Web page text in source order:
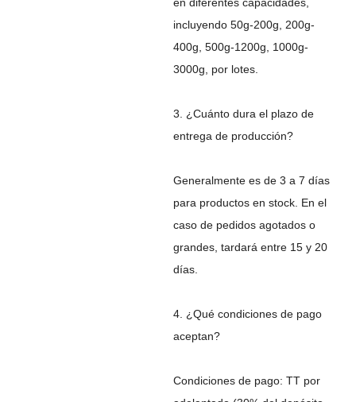
incluyendo 50g-200g, 200g-
400g, 500g-1200g, 1000g-
3000g, por lotes.
3. ¿Cuánto dura el plazo de
entrega de producción?
Generalmente es de 3 a 7 días
para productos en stock. En el
caso de pedidos agotados o
grandes, tardará entre 15 y 20
días.
4. ¿Qué condiciones de pago
aceptan?
Condiciones de pago: TT por